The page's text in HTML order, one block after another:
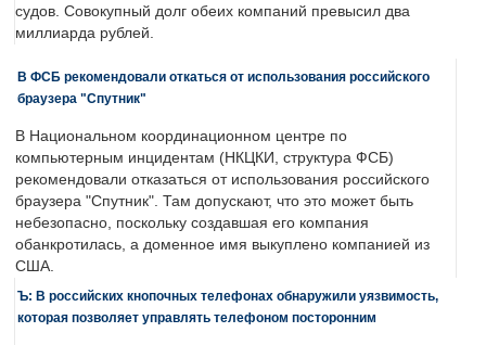
судов. Совокупный долг обеих компаний превысил два
миллиарда рублей.
В ФСБ рекомендовали откаться от использования российского
браузера "Спутник"
В Национальном координационном центре по
компьютерным инцидентам (НКЦКИ, структура ФСБ)
рекомендовали отказаться от использования российского
браузера "Спутник". Там допускают, что это может быть
небезопасно, поскольку создавшая его компания
обанкротилась, а доменное имя выкуплено компанией из
США.
Ъ: В российских кнопочных телефонах обнаружили уязвимость,
которая позволяет управлять телефоном посторонним